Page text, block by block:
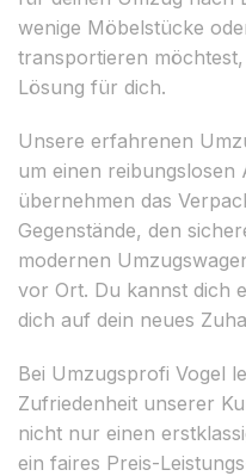
wenige Möbelstücke
transportieren
Lösung für dich.
Unsere erfahrenen
um einen reibungslosen
übernehmen das
Gegenstände, den
modernen
vor Ort. Du kannst dich
dich auf dein neues
Bei Umzugsprofi Vogel
Zufriedenheit unserer
nicht nur einen
ein faires Preis-